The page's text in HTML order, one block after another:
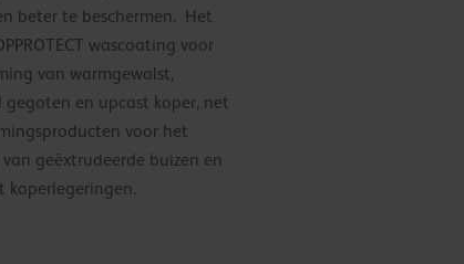
beter te beschermen. Het
wascoating voor
van warmgewalst,
gegoten en upcast koper, net
voor het
geëxtrudeerde buizen en
koperlegeringen.